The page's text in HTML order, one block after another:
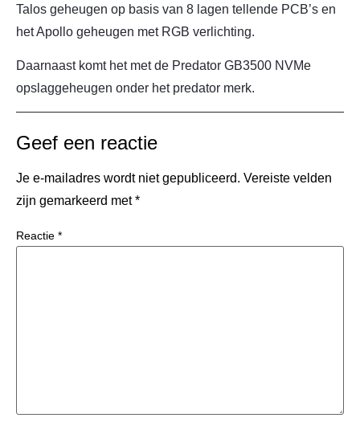
Talos geheugen op basis van 8 lagen tellende PCB’s en
het Apollo geheugen met RGB verlichting.
Daarnaast komt het met de Predator GB3500 NVMe
opslaggeheugen onder het predator merk.
Geef een reactie
Je e-mailadres wordt niet gepubliceerd. Vereiste velden
zijn gemarkeerd met*
Reactie *